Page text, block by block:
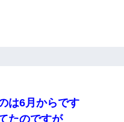
は6月からです
たのですが